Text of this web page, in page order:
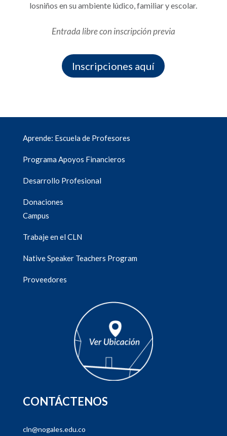
losniños en su ambiente lúdico, familiar y escolar.
Entrada libre con inscripción previa
Inscripciones aquí
Aprende: Escuela de Profesores
Programa Apoyos Financieros
Desarrollo Profesional
Donaciones
Campus
Trabaje en el CLN
Native Speaker Teachers Program
Proveedores
CONTÁCTENOS
cln@nogales.edu.co